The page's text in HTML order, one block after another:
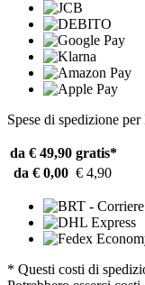
Spese di spedizione per
da € 49,90 gratis*
da € 0,00 € 4,90
* Questi costi di